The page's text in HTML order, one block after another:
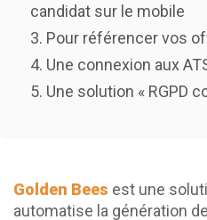
candidat sur le mobile
3. Pour référencer vos
4. Une connexion aux
5. Une solution « RGPD
Golden Bees est une
automatise la génération de